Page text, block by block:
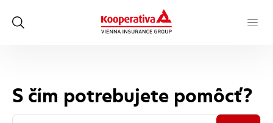
S čím potrebujete pomôcť?